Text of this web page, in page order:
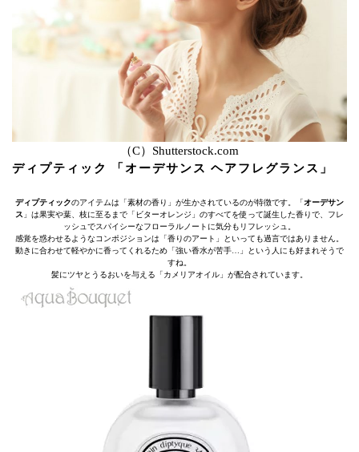
（C）Shutterstock.com
ディプティック 「オーデサンス ヘアフレグランス」
ディプティックのアイテムは「素材の香り」が生かされているのが特徴です。「 オーデサン
ス 」は果実や葉、枝に至るまで「ビターオレンジ」のすべてを使って誕生した香りで、フレ
ッシュでスパイシーなフローラルノートに気分もリフレッシュ。
感覚を惑わせるようなコンポジションは「香りのアート」といっても過言ではありません。
動きに合わせて軽やかに香ってくれるため「強い香水が苦手…」という人にも好まれそうで
すね。
髪にツヤとうるおいを与える「カメリアオイル」が配合されています。